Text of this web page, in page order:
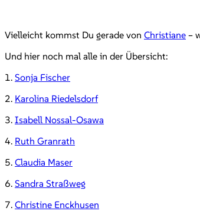
Vielleicht kommst Du gerade von Christiane –
Und hier noch mal alle in der Übersicht:
1. Sonja Fischer
2. Karolina Riedelsdorf
3. Isabell Nossal-Osawa
4. Ruth Granrath
5. Claudia Maser
6. Sandra Straßweg
7. Christine Enckhusen